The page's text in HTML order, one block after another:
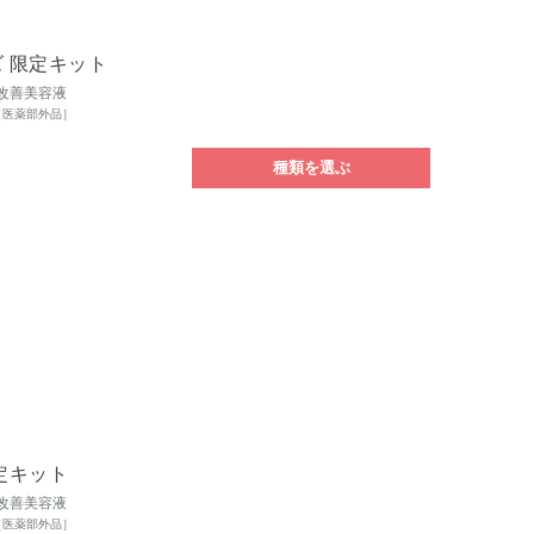
限定キット
善美容液
医薬部外品］
種類を選ぶ
キット
善美容液
医薬部外品］